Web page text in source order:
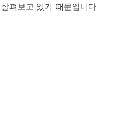
펴보고 있기 때문입니다.